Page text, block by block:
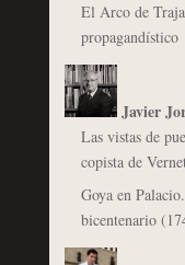
El Arco de
propagandístico
Javier
Las vistas de
copista de
Goya en
bicentenario